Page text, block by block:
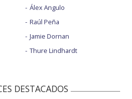
Álex Angulo
Raúl Peña
Jamie Dornan
Thure Lindhardt
DESTACADOS